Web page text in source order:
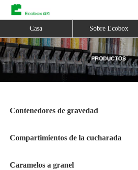
Casa Sobre Ecobox
Contenedores de gravedad
Compartimientos de la cucharada
Caramelos a granel